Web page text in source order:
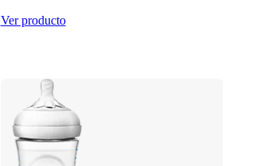
Ver producto